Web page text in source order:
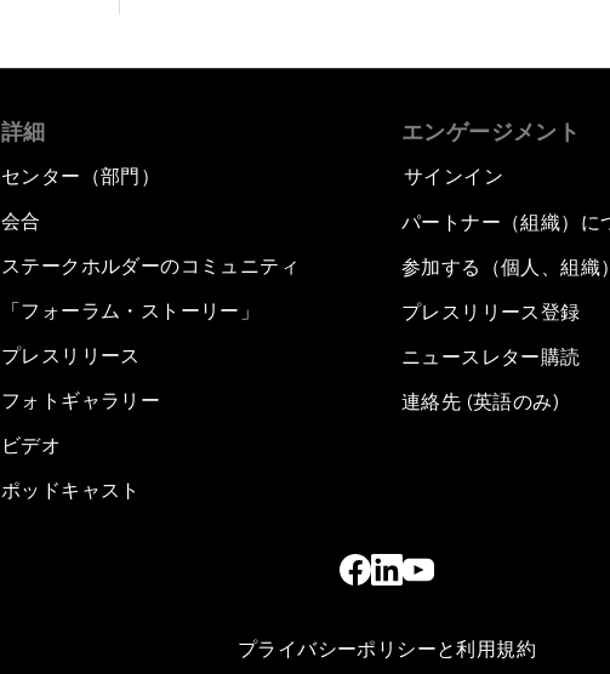
詳細
センター（部門）
会合
ステークホルダーのコミュニティ
「フォーラム・ストーリー」
プレスリリース
フォトギャラリー
ビデオ
ポッドキャスト
エンゲージメント
サインイン
パートナー（組織）に
参加する（個人、組織）
プレスリリース登録
ニュースレター購読
連絡先 (英語のみ)
プライバシーポリシーと利用規約